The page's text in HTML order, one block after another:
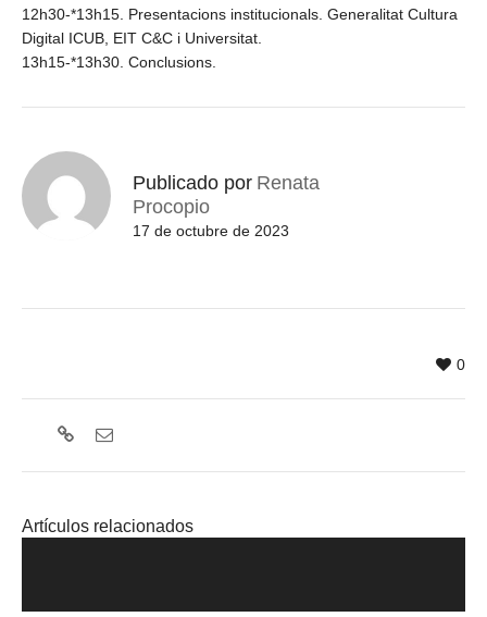
12h30-*13h15. Presentacions institucionals. Generalitat Cultura
Digital ICUB, EIT C&C i Universitat.
13h15-*13h30. Conclusions.
Publicado por Renata
Procopio
17 de octubre de 2023
0
Artículos relacionados